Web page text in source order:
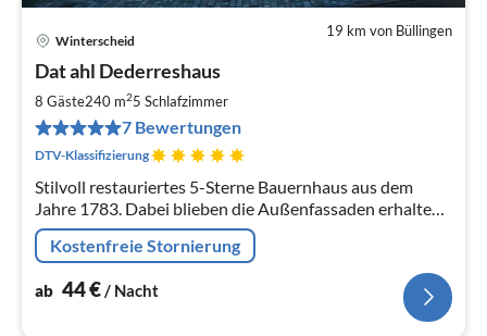
19 km von Büllingen
Winterscheid
Dat ahl Dederreshaus
8 Gäste240 m25 Schlafzimmer
7 Bewertungen
DTV-Klassifizierung
Stilvoll restauriertes 5-Sterne Bauernhaus aus dem
Jahre 1783. Dabei blieben die Außenfassaden erhalten
und im Inneren wurde nach neuestem Standard
ausgebaut.
Kostenfreie Stornierung
ab 44€/ Nacht